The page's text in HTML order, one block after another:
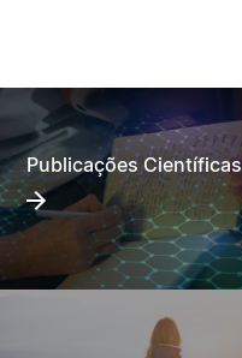
Publicações Científicas